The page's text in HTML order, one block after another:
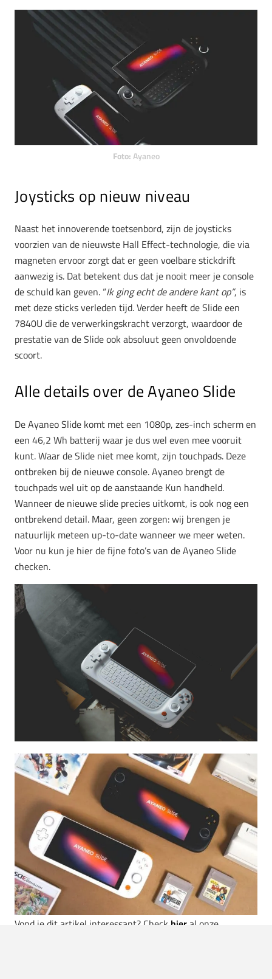
Foto: Ayaneo
Joysticks op nieuw niveau
Naast het innoverende toetsenbord, zijn de joysticks
voorzien van de nieuwste Hall Effect-technologie, die via
magneten ervoor zorgt dat er geen voelbare stickdrift
aanwezig is. Dat betekent dus dat je nooit meer je console
de schuld kan geven. “Ik ging echt de andere kant op”, is
met deze sticks verleden tijd. Verder heeft de Slide een
7840U die de verwerkingskracht verzorgt, waardoor de
prestatie van de Slide ook absoluut geen onvoldoende
scoort.
Alle details over de Ayaneo Slide
De Ayaneo Slide komt met een 1080p, zes-inch scherm en
een 46,2 Wh batterij waar je dus wel even mee vooruit
kunt. Waar de Slide niet mee komt, zijn touchpads. Deze
ontbreken bij de nieuwe console. Ayaneo brengt de
touchpads wel uit op de aanstaande Kun handheld.
Wanneer de nieuwe slide precies uitkomt, is ook nog een
ontbrekend detail. Maar, geen zorgen: wij brengen je
natuurlijk meteen up-to-date wanneer we meer weten.
Voor nu kun je hier de fijne foto’s van de Ayaneo Slide
checken.
Vond je dit artikel interessant? Check hier al onze